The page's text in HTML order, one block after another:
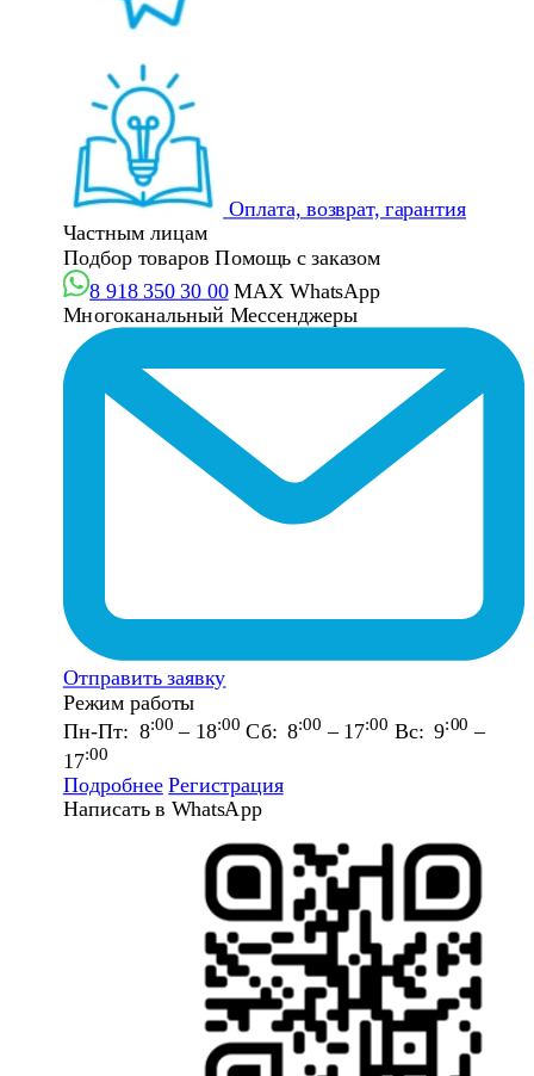
Оплата, возврат, гарантия
Частным лицам
Подбор товаров Помощь с заказом
8 918 350 30 00 MAX WhatsApp
Многоканальный Мессенджеры
Отправить заявку
Режим работы
Пн-Пт: 8:00 – 18:00 Сб: 8:00 – 17:00 Вс: 9:00 –
17:00
Подробнее Регистрация
Написать в WhatsApp